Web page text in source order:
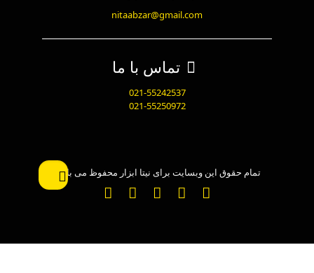
nitaabzar@gmail.com
تماس با ما
021-55242537
021-55250972
تمام حقوق این وبسایت برای نیتا ابزار محفوظ می باشد